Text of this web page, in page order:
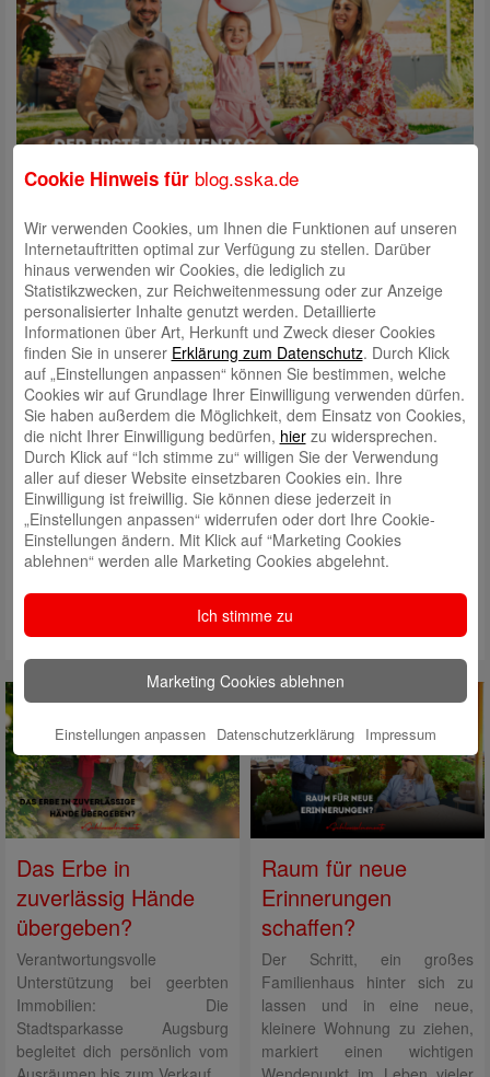
Der erste Familientag im eigenen Garten – unsere
Unterstützung im Überblick:
Die Stadtsparkasse Augsburg bietet euch nicht nur eine umfangreiche
Immobilienberatung, sondern auch die nötige Unterstützung, um den
Kauf eures Hauses sicher und erfolgreich zu gestalten. Unsere
Expertinnen und Experten stehen euch bei jedem Schritt zur Seite, von
der Auswahl der passenden Immobilie bis hin zur Finanzierung.
Wir hören uns eure Wünsche und Bedürfnisse genau an und finden die
Immobilie, die perfekt zu eurer Familie passt.Vom ersten
Besichtigungstermin bis zum Einzug kümmern wir uns um alle Details,
damit ihr euch ganz auf den Umzug und die Gestaltung eures neuen
Zuhauses konzentrieren könnt.
Jetzt Beratungstermin vereinbaren – Der
#Schluesselmoment für eure Familie – Euer neues
Hier geht es zu unseren Expertinnen und Experten!
Das Erbe in
zuverlässig Hände
übergeben?
Verantwortungsvolle
Unterstützung bei geerbten
Immobilien: Die
Stadtsparkasse Augsburg
begleitet dich persönlich vom
Raum für neue
Erinnerungen
schaffen?
Der Schritt, ein großes
Familienhaus hinter sich zu
lassen und in eine neue,
kleinere Wohnung zu ziehen,
markiert einen wichtigen
Cookie Hinweis für blog.sska.de
Wir verwenden Cookies, um Ihnen die Funktionen auf unseren
Internetauftritten optimal zur Verfügung zu stellen. Darüber
hinaus verwenden wir Cookies, die lediglich zu
Statistikzwecken, zur Reichweitenmessung oder zur Anzeige
personalisierter Inhalte genutzt werden. Detaillierte
Informationen über Art, Herkunft und Zweck dieser Cookies
finden Sie in unserer Erklärung zum Datenschutz. Durch Klick
auf „Einstellungen anpassen“ können Sie bestimmen, welche
Cookies wir auf Grundlage Ihrer Einwilligung verwenden dürfen.
Sie haben außerdem die Möglichkeit, dem Einsatz von Cookies,
die nicht Ihrer Einwilligung bedürfen, hierzu widersprechen.
Durch Klick auf “Ich stimme zu“ willigen Sie der Verwendung
aller auf dieser Website einsetzbaren Cookies ein. Ihre
Einwilligung ist freiwillig. Sie können diese jederzeit in
„Einstellungen anpassen“ widerrufen oder dort Ihre Cookie-
Einstellungen ändern. Mit Klick auf “Marketing Cookies
ablehnen“ werden alle Marketing Cookies abgelehnt.
Ich stimme zu
Marketing Cookies ablehnen
Einstellungen anpassen Datenschutzerklärung Impressum